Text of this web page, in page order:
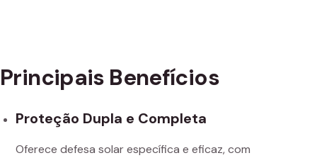
Principais Benefícios
Proteção Dupla e Completa
Oferece defesa solar específica e eficaz, com